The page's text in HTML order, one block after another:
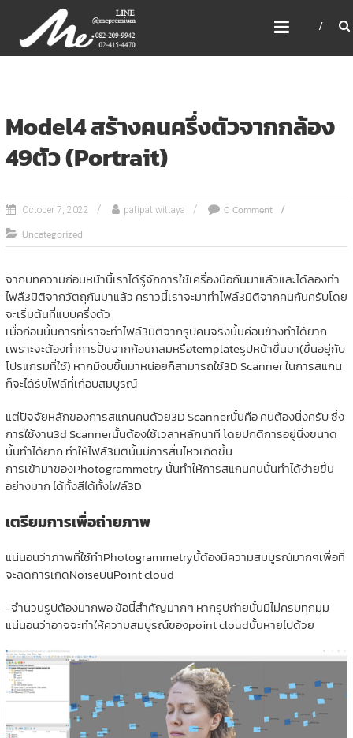
content
ME PREMIUM GIFT MODEL,
LASER, CRYSTAL, TROPHY,
3D PRINT, 3D SCAN
Model4 สร้างคนครึ่งตัวจากกล้อง
49ตัว (Portrait)
October 7, 2022 patipat wittaya
0 Comment
Uncategorized
จากบทความก่อนหน้านี้เราได้รู้จักการใช้เครื่องมือกันมาแล้วและได้ลองทำ
ไฟลื3มิติจากวัตถุกันมาแล้ว คราวนี้เราจะมาทำไฟล์3มิติจากคนกันครับโดย
จะเริ่มต้นที่แบบครึ่งตัว
เมื่อก่อนนั้นการที่เราจะทำไฟล์3มิติจากรูปคนจริงนั้นค่อนข้างทำได้ยาก
เพราะจะต้องทำการปั้นจากก้อนกลมหรือtemplateรูปหน้าขึ้นมา(ขึ้นอยู่กับ
โปรแกรมที่ใช้) หากมีงบขึ้นมาหน่อยก็สามารถใช้3D Scanner ในการสแกน
ก็จะได้รับไฟล์ที่เกือบสมบูรณ์
แต่ปัจจัยหลักของการสแกนคนด้วย3D Scannerนั้นคือ คนต้องนิ่งครับ ซึ่ง
การใช้งาน3d Scannerนั้นต้องใช้เวลาหลักนาที โดยปกติการอยู่นิ่งขนาด
นั้นทำได้ยาก ทำให้ไฟล์3มิตินั้นมีการสั่นไหวเกิดขึ้น
การเข้ามาของPhotogrammetry นั้นทำให้การสแกนคนนั้นทำได้ง่ายขึ้น
อย่างมาก ได้ทั้งสีได้ทั้งไฟล์3D
เตรียมการเพื่อถ่ายภาพ
แน่นอนว่าภาพที่ใช้ทำPhotogrammetryนั้ต้องมีความสมบูรณ์มากๆเพื่อที่
จะลดการเกิดNoiseบนPoint cloud
-จำนวนรูปต้องมากพอ ข้อนี้สำคัญมากๆ หากรูปถ่ายนั้นมีไม่ครบทุกมุม
แน่นอนว่าอาจจะทำให้ความสมบูรณ์ของpoint cloudนั้นหายไปด้วย